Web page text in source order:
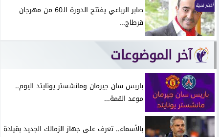
أخبار فنية
صابر الرباعي يفتتح الدورة الـ60 من مهرجان
قرطاج...
آخر الموضوعات
باريس سان جيرمان ومانشستر يونايتد اليوم..
موعد القمة...
بالأسماء.. تعرف على جهاز الزمالك الجديد بقيادة